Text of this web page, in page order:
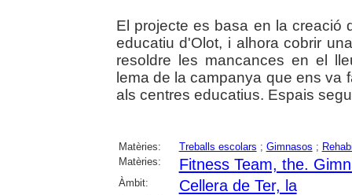
El projecte es basa en la creació
educatiu d'Olot, i alhora cobrir
resoldre les mancances en el
lema de la campanya que ens va
als centres educatius. Espais
Matèries: Treballs escolars ; Gimnasos ;
Matèries:
Fitness Team, the.
Àmbit: Cellera de Ter, la